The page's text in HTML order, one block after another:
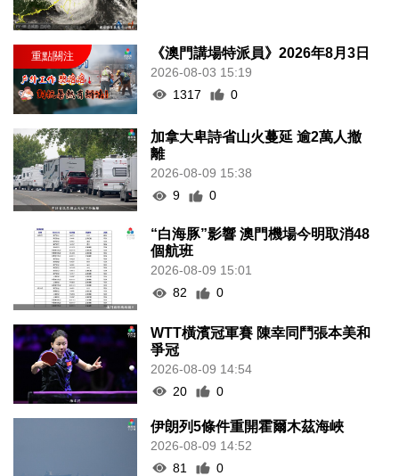
《澳門講場特派員》2026年8月3日
2026-08-03 15:19
1317
0
加拿大卑詩省山火蔓延 逾2萬人撤
離
2026-08-09 15:38
9
0
“白海豚”影響 澳門機場今明取消48
個航班
2026-08-09 15:01
82
0
WTT橫濱冠軍賽 陳幸同鬥張本美和
爭冠
2026-08-09 14:54
20
0
伊朗列5條件重開霍爾木茲海峽
2026-08-09 14:52
81
0